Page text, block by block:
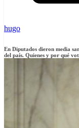
hugo
En Diputados dieron media
del país. Quienes y por qué